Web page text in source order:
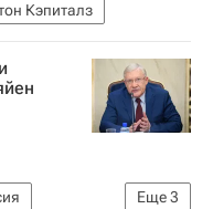
Кэпиталз
Еще3